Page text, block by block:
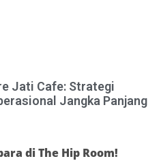
Jati Cafe: Strategi
Jangka Panjang
di The Hip Room!